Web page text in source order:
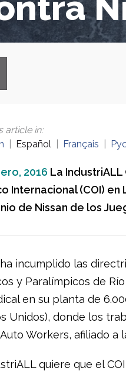
article in:
Español Français
2016 La
Internacional (COI)
de Nissan de los
incumplido las
y Paralímpicos de
en su planta de
Unidos), donde los
Workers, afiliado a
quiere que el